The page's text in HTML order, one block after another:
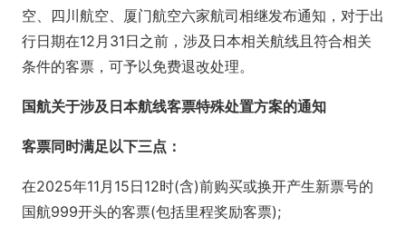
空、四川航空、厦门航空六家航司相继发布通知，对于出
行日期在12月31日之前，涉及日本相关航线且符合相关
条件的客票，可予以免费退改处理。
国航关于涉及日本航线客票特殊处置方案的通知
客票同时满足以下三点：
在2025年11月15日12时(含)前购买或换开产生新票号的
国航999开头的客票(包括里程奖励客票);